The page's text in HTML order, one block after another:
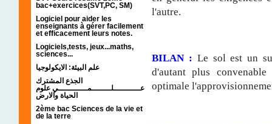
bac+exercices(SVT,PC, SM)
Logiciel pour aider les
enseignants à gérer facilement
et efficacement leurs notes.
Logiciels,tests, jeux...maths,
sciences...
علم البيئة: الايكولوجيا
الجذع المشترك
عـــــــــــلــــــــمــــــــــــي علوم
الحياة والارض
2ème bac Sciences de la vie et
de la terre
l'autre.
BILAN : Le sol est un
d'autant plus
optimale